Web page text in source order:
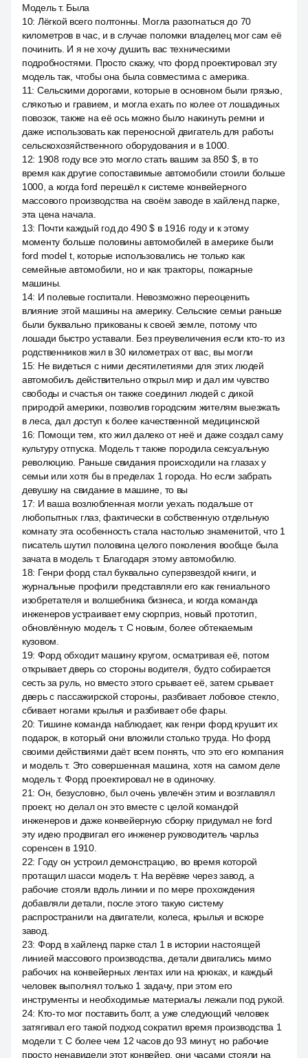
Модель т. Была
10: Лёгкой всего полтонны. Могла разогнаться до 70
километров в час, и в случае поломки владелец мог сам её
починить. И я не хочу душить вас техническими
подробностями. Просто скажу, что форд проектировал эту
модель так, чтобы она была совместима с америка.
11: Сельскими дорогами, которые в основном были грязью,
слякотью и гравием, и могла ехать по колее от лошадиных
повозок, также на её ось можно было накинуть ремни и
даже использовать как переносной двигатель для работы
сельскохозяйственного оборудования и в 1000.
12: 1908 году все это могло стать вашим за 850 $, в то
время как другие сопоставимые автомобили стоили больше
1000, а когда ford перешёл к системе конвейерного
массового производства на своём заводе в хайленд парке,
эта цена начала.
13: Почти каждый год до 490 $ в 1916 году и к этому
моменту больше половины автомобилей в америке были
ford model t, которые использовались не только как
семейные автомобили, но и как тракторы, пожарные
машины.
14: И полевые госпитали. Невозможно переоценить
влияние этой машины на америку. Сельские семьи раньше
были буквально прикованы к своей земле, потому что
лошади быстро уставали. Без преувеличения если кто-то из
родственников жил в 30 километрах от вас, вы могли
15: Не видеться с ними десятилетиями для этих людей
автомобиль действительно открыл мир и дал им чувство
свободы и счастья он также соединил людей с дикой
природой америки, позволив городским жителям выезжать
в леса, дал доступ к более качественной медицинской
16: Помощи тем, кто жил далеко от неё и даже создал саму
культуру отпуска. Модель т также породила сексуальную
революцию. Раньше свидания происходили на глазах у
семьи или хотя бы в пределах 1 города. Но если забрать
девушку на свидание в машине, то вы
17: И ваша возлюбленная могли уехать подальше от
любопытных глаз, фактически в собственную отдельную
комнату эта особенность стала настолько знаменитой, что 1
писатель шутил половина целого поколения вообще была
зачата в модель т. Благодаря этому автомобилю.
18: Генри форд стал буквально суперзвездой книги, и
журнальные профили представляли его как гениального
изобретателя и волшебника бизнеса, и когда команда
инженеров устраивает ему сюрприз, новый прототип,
обновлённую модель т. С новым, более обтекаемым
кузовом.
19: Форд обходит машину кругом, осматривая её, потом
открывает дверь со стороны водителя, будто собирается
сесть за руль, но вместо этого срывает её, затем срывает
дверь с пассажирской стороны, разбивает лобовое стекло,
сбивает ногами крылья и разбивает обе фары.
20: Тишине команда наблюдает, как генри форд крушит их
подарок, в который они вложили столько труда. Но форд
своими действиями даёт всем понять, что это его компания
и модель т. Это совершенная машина, хотя на самом деле
модель т. Форд проектировал не в одиночку.
21: Он, безусловно, был очень увлечён этим и возглавлял
проект, но делал он это вместе с целой командой
инженеров и даже конвейерную сборку придумал не ford
эту идею продвигал его инженер руководитель чарльз
соренсен в 1910.
22: Году он устроил демонстрацию, во время которой
протащил шасси модель т. На верёвке через завод, а
рабочие стояли вдоль линии и по мере прохождения
добавляли детали, после этого такую систему
распространили на двигатели, колеса, крылья и вскоре
завод.
23: Форд в хайленд парке стал 1 в истории настоящей
линией массового производства, детали двигались мимо
рабочих на конвейерных лентах или на крюках, и каждый
человек выполнял только 1 задачу, при этом его
инструменты и необходимые материалы лежали под рукой.
24: Кто-то мог поставить болт, а уже следующий человек
затягивал его такой подход сократил время производства 1
модели т. С более чем 12 часов до 93 минут, но рабочие
просто ненавидели этот конвейер, они часами стояли на